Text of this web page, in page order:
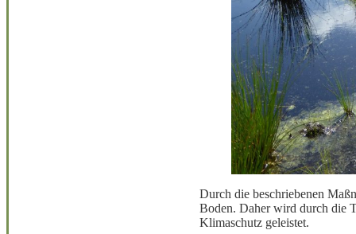
Durch die beschriebenen
Boden. Daher wird durch die
Klimaschutz geleistet.